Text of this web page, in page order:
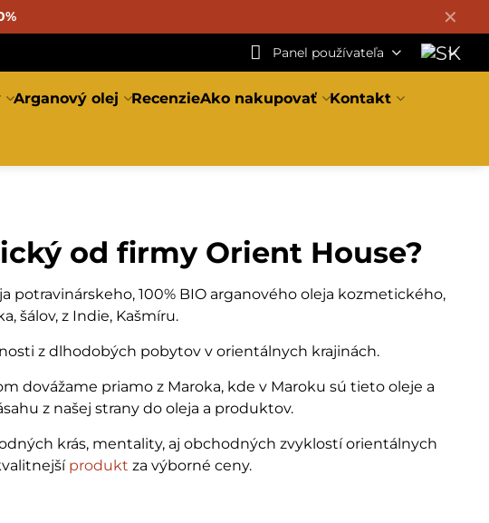
✕
Panel používateľa
Arganový olej RecenzieAko nakupovať Kontakt
od firmy Orient House?
potravinárskeho, 100% BIO arganového oleja kozmetického,
šálov, z Indie, Kašmíru.
z dlhodobých pobytov v orientálnych krajinách.
dovážame priamo z Maroka, kde v Maroku sú tieto oleje a
z našej strany do oleja a produktov.
krás, mentality, aj obchodných zvyklostí orientálnych
produktza výborné ceny.